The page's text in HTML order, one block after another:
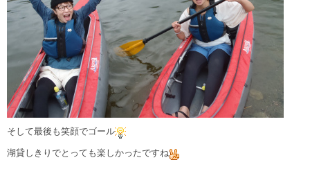
そして最後も笑顔でゴール
湖貸しきりでとっても楽しかったですね